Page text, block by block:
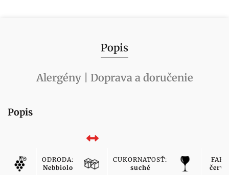
Popis
Alergény | Doprava a doručenie
Popis
ODRODA:
Nebbiolo
CUKORNATOSŤ:
suché